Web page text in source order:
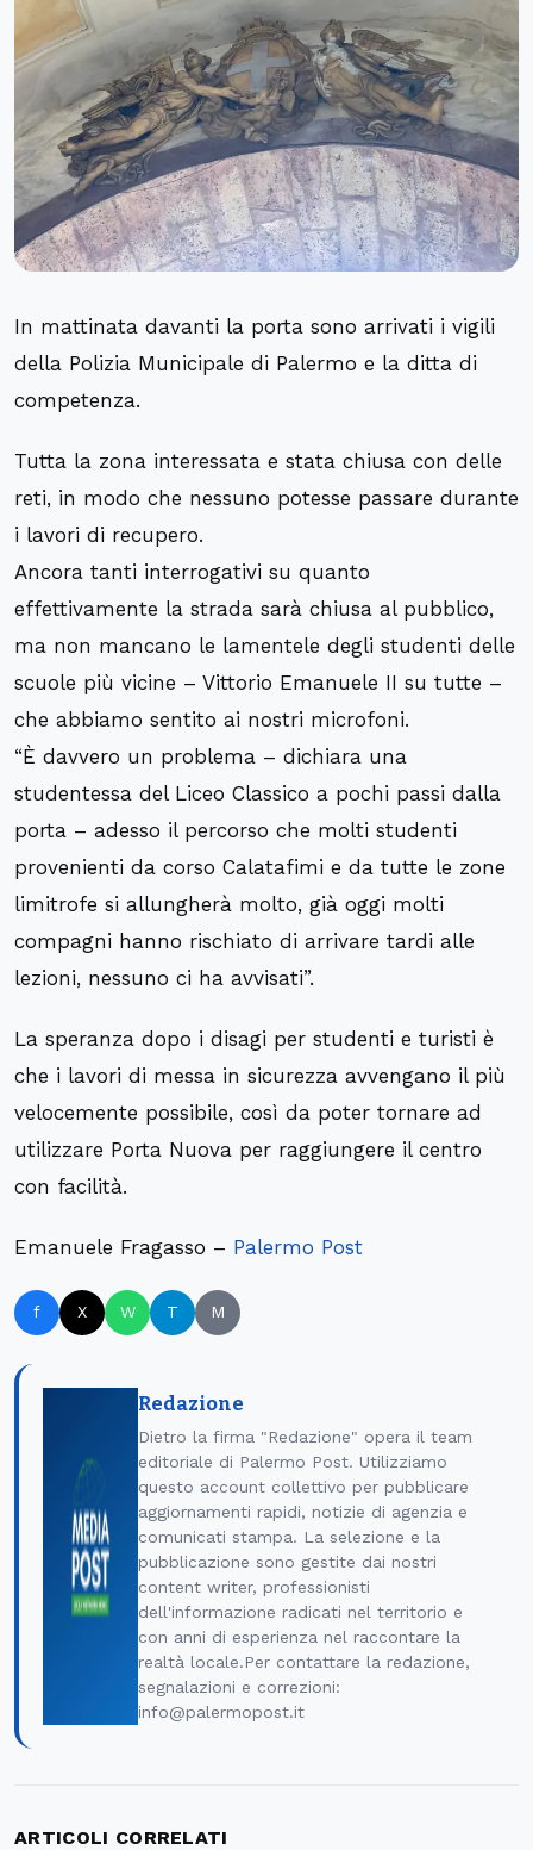
In mattinata davanti la porta sono arrivati i vigili
della Polizia Municipale di Palermo e la ditta di
competenza.
Tutta la zona interessata e stata chiusa con delle
reti, in modo che nessuno potesse passare durante
i lavori di recupero.
Ancora tanti interrogativi su quanto
effettivamente la strada sarà chiusa al pubblico,
ma non mancano le lamentele degli studenti delle
scuole più vicine – Vittorio Emanuele II su tutte –
che abbiamo sentito ai nostri microfoni.
“È davvero un problema – dichiara una
studentessa del Liceo Classico a pochi passi dalla
porta – adesso il percorso che molti studenti
provenienti da corso Calatafimi e da tutte le zone
limitrofe si allungherà molto, già oggi molti
compagni hanno rischiato di arrivare tardi alle
lezioni, nessuno ci ha avvisati”.
La speranza dopo i disagi per studenti e turisti è
che i lavori di messa in sicurezza avvengano il più
velocemente possibile, così da poter tornare ad
utilizzare Porta Nuova per raggiungere il centro
con facilità.
Emanuele Fragasso – Palermo Post
f X W T M
Redazione
Dietro la firma "Redazione" opera il team
editoriale di Palermo Post. Utilizziamo
questo account collettivo per pubblicare
aggiornamenti rapidi, notizie di agenzia e
comunicati stampa. La selezione e la
pubblicazione sono gestite dai nostri
content writer, professionisti
dell'informazione radicati nel territorio e
con anni di esperienza nel raccontare la
realtà locale.Per contattare la redazione,
segnalazioni e correzioni:
info@palermopost.it
ARTICOLI CORRELATI